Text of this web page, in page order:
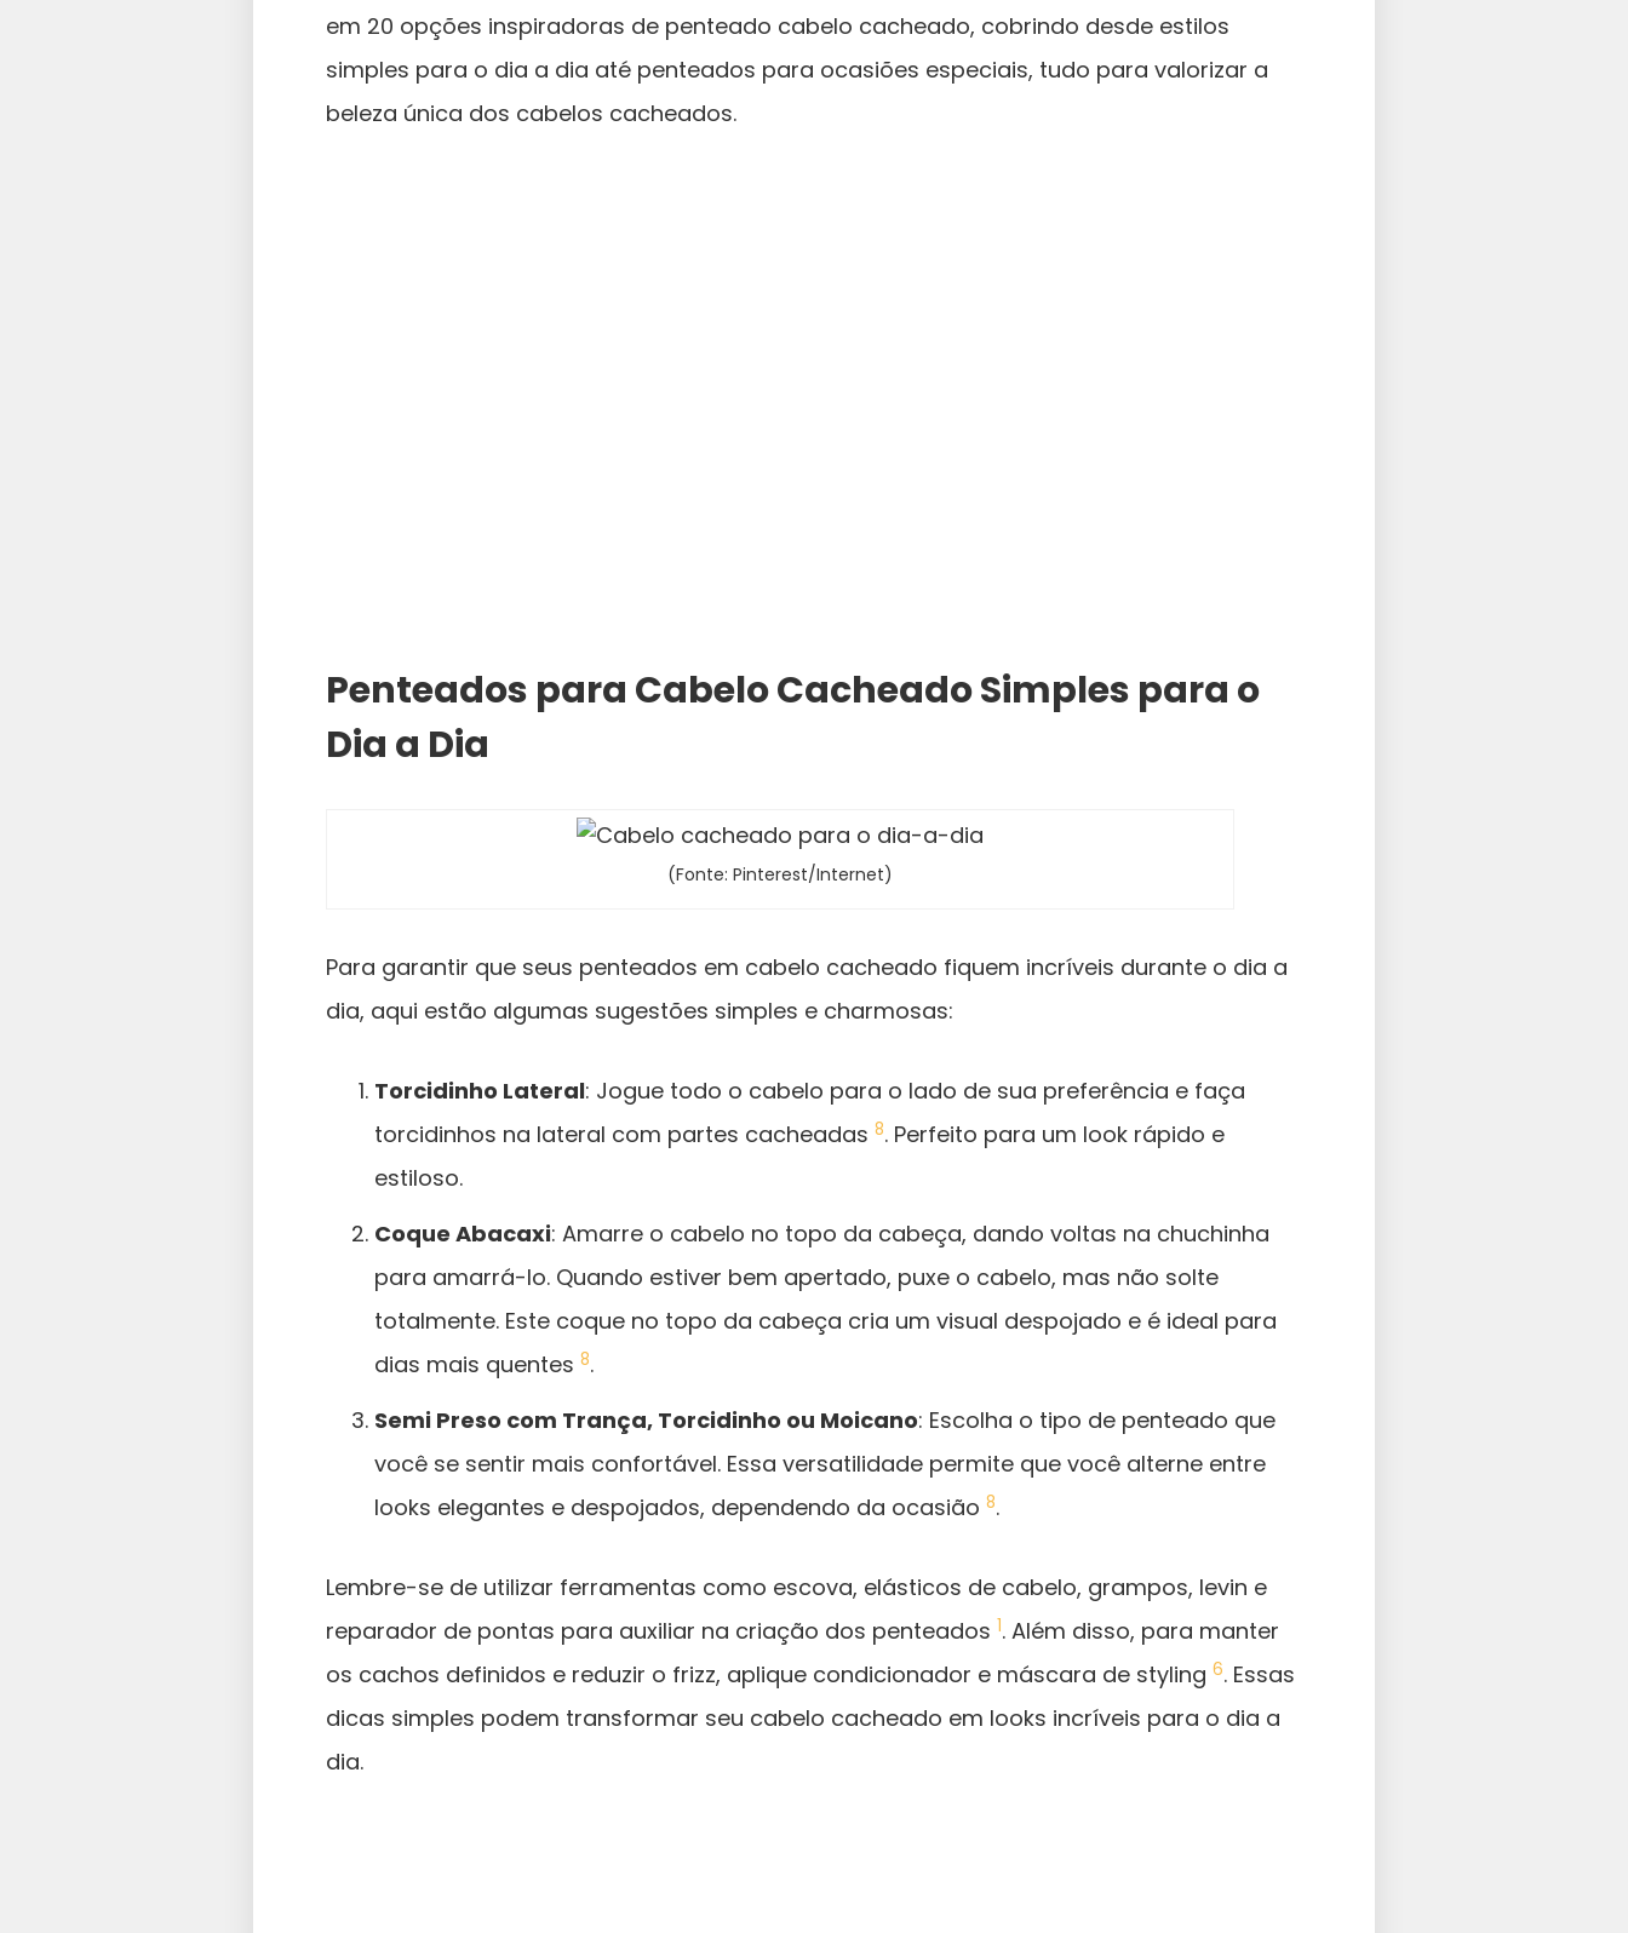
em 20 opções inspiradoras de penteado cabelo cacheado, cobrindo desde estilos
simples para o dia a dia até penteados para ocasiões especiais, tudo para valorizar a
beleza única dos cabelos cacheados.
Penteados para Cabelo Cacheado Simples para o
Dia a Dia
(Fonte: Pinterest/Internet)
Para garantir que seus penteados em cabelo cacheado fiquem incríveis durante o dia a
dia, aqui estão algumas sugestões simples e charmosas:
Torcidinho Lateral: Jogue todo o cabelo para o lado de sua preferência e faça
torcidinhos na lateral com partes cacheadas 8. Perfeito para um look rápido e
estiloso.
Coque Abacaxi: Amarre o cabelo no topo da cabeça, dando voltas na chuchinha
para amarrá-lo. Quando estiver bem apertado, puxe o cabelo, mas não solte
totalmente. Este coque no topo da cabeça cria um visual despojado e é ideal para
dias mais quentes 8.
Semi Preso com Trança, Torcidinho ou Moicano: Escolha o tipo de penteado que
você se sentir mais confortável. Essa versatilidade permite que você alterne entre
looks elegantes e despojados, dependendo da ocasião 8.
Lembre-se de utilizar ferramentas como escova, elásticos de cabelo, grampos, levin e
reparador de pontas para auxiliar na criação dos penteados 1. Além disso, para manter
os cachos definidos e reduzir o frizz, aplique condicionador e máscara de styling 6. Essas
dicas simples podem transformar seu cabelo cacheado em looks incríveis para o dia a
dia.